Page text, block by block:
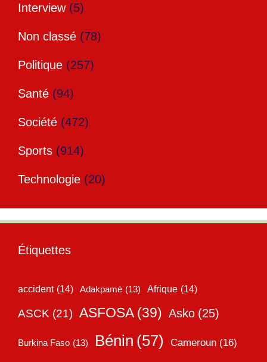
Interview(5)
Non classé (78)
Politique (257)
Santé (94)
Société (472)
Sports (914)
Technologie (20)
Étiquettes
accident (14) Adakpamé (13) Afrique (14)
ASCK (21) ASFOSA (39) Asko (25)
Burkina Faso (13) Bénin (57) Cameroun (16)